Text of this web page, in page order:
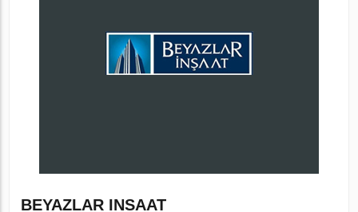
BEYAZLAR INSAAT